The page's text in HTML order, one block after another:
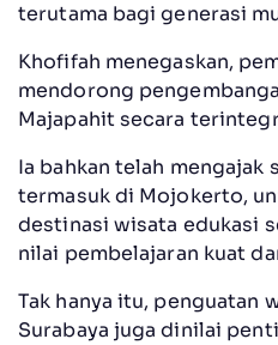
terutama bagi generasi
Khofifah menegaskan,
mendorong
Majapahit secara
Ia bahkan telah mengajak
termasuk di Mojokerto,
destinasi wisata edukasi
nilai pembelajaran kuat
Tak hanya itu, penguatan
Surabaya juga dinilai